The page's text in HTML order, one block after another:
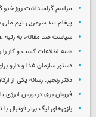
مراسم گرامیداشت روز
پیغام تند سرمربی تیم ملی
سیاست ضد مقاله، به رتبه
همه اطلاعات کسب‌ و کار
دستور سازمان غذا و دارو برای جمع‌آوری ۳
دکتر رنجبر: رسانه یکی از
فروش برق در بورس انرژی یا
بازی‌های لیگ برتر فوتبال با